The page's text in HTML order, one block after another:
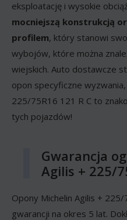
eksploatację i wysokie
mocniejszą konstrukcją
profilem, który stanowi
wybojów, które można
wiejskich. Auto dostawcze
opon specyficzne
225/75R16 121 R C to
tych pojazdów!
Gwarancja
Agilis + 225/
Opony Michelin Agilis +
gwarancji na okres 5 lat.